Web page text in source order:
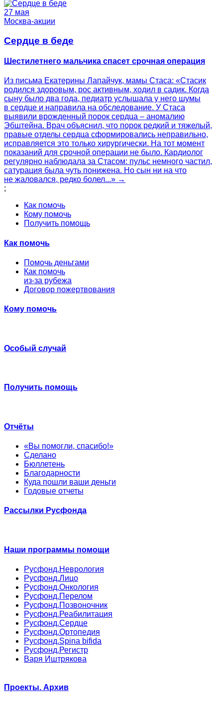
27 мая
Москва-акции
Сердце в беде
Шестилетнего мальчика спасет срочная операция
Из письма Екатерины Лапайчук, мамы Стаса: «Стасик
родился здоровым, рос активным, ходил в садик. Когда
сыну было два года, педиатр услышала у него шумы
в сердце и направила на обследование. У Стаса
выявили врожденный порок сердца – аномалию
Эбштейна. Врач объяснил, что порок редкий и тяжелый,
правые отделы сердца сформировались неправильно,
исправляется это только хирургически. На тот момент
показаний для срочной операции не было. Кардиолог
регулярно наблюдала за Стасом: пульс немного частил,
сатурация была чуть понижена. Но сын ни на что
не жаловался, редко болел...» →
;
Как помочь
Кому помочь
Получить помощь
Как помочь
Помочь деньгами
Как помочь
из-за рубежа
Договор пожертвования
Кому помочь
Особый случай
Получить помощь
Отчёты
«Вы помогли, спасибо!»
Сделано
Бюллетень
Благодарности
Куда пошли ваши деньги
Годовые отчеты
Рассылки Русфонда
Наши программы помощи
Русфонд.Неврология
Русфонд.Лицо
Русфонд.Онкология
Русфонд.Перелом
Русфонд.Позвоночник
Русфонд.Реабилитация
Русфонд.Сердце
Русфонд.Ортопедия
Русфонд.Spina bifida
Русфонд.Регистр
Варя Иштрякова
Проекты. Архив